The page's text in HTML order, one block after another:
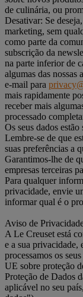
de culinária, ou
Desativar: Se
marketing, sem
como parte da
subscrição da
na parte inferior de
algumas das
e-mail para
mais rapidamente
receber mais
processado
Os seus dados
Lembre-se de que
suas preferências a
Garantimos-lhe de
empresas terceiras
Para qualquer
privacidade, envie
informar qual é o
Aviso de
A Le Creuset está
e a sua privacidade,
processamos os
UE sobre proteção
Proteção de Dados
aplicável no seu